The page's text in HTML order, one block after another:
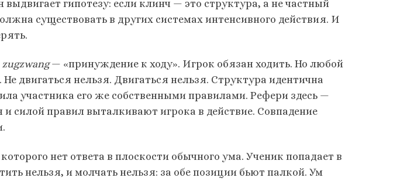
выдвигает гипотезу: если клинч — это структура, а не частный
существовать в других системах интенсивного действия. И
zugzwang— «принуждение к ходу». Игрок обязан ходить. Но любой
двигаться нельзя. Двигаться нельзя. Структура идентична
участника его же собственными правилами. Рефери здесь —
силой правил выталкивают игрока в действие. Совпадение
нет ответа в плоскости обычного ума. Ученик попадает в
нельзя, и молчать нельзя: за обе позиции бьют палкой. Ум